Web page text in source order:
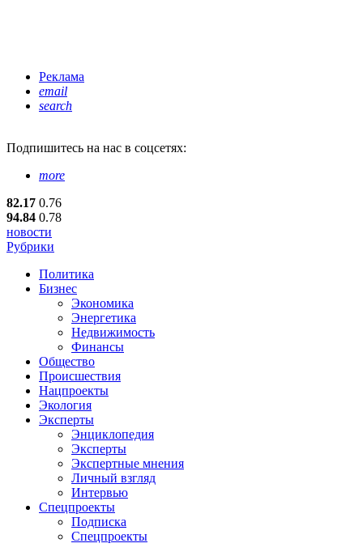
Реклама
email
search
Подпишитесь на нас в соцсетях:
more
82.17 0.76
94.84 0.78
новости
Рубрики
Политика
Бизнес
Экономика
Энергетика
Недвижимость
Финансы
Общество
Происшествия
Нацпроекты
Экология
Эксперты
Энциклопедия
Эксперты
Экспертные мнения
Личный взгляд
Интервью
Спецпроекты
Подписка
Спецпроекты